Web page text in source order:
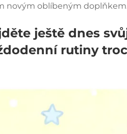
novým oblíbeným
ještě dnes
rutiny